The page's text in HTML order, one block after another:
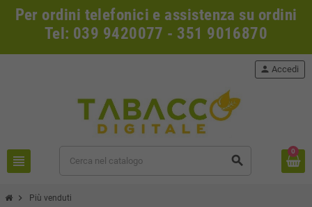
Per ordini telefonici e assistenza su ordini
Tel: 039 9420077 - 351 9016870
view_headline search
person Accedi
0
chevron_right Più venduti